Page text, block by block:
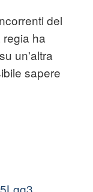
del
ha
un'altra
sapere